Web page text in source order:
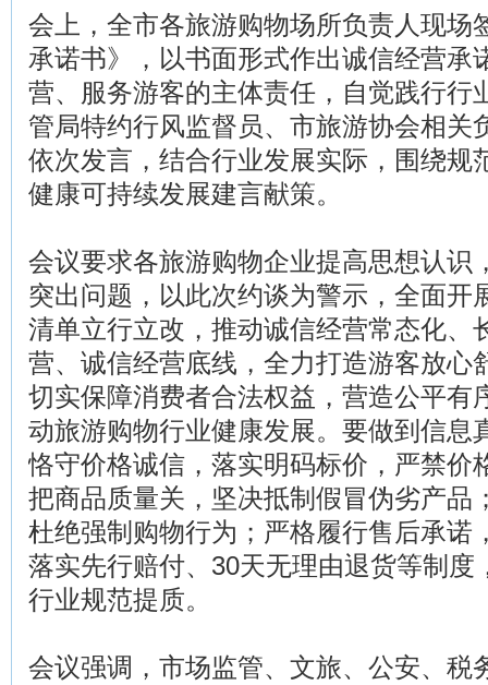
会上，全市各旅游购物场所负责人现场
承诺书》，以书面形式作出诚信经营承
营、服务游客的主体责任，自觉践行行
管局特约行风监督员、市旅游协会相关
依次发言，结合行业发展实际，围绕规
健康可持续发展建言献策。
会议要求各旅游购物企业提高思想认识
突出问题，以此次约谈为警示，全面开
清单立行立改，推动诚信经营常态化、
营、诚信经营底线，全力打造游客放心
切实保障消费者合法权益，营造公平有
动旅游购物行业健康发展。要做到信息
恪守价格诚信，落实明码标价，严禁价
把商品质量关，坚决抵制假冒伪劣产品
杜绝强制购物行为；严格履行售后承诺
落实先行赔付、30天无理由退货等制度
行业规范提质。
会议强调，市场监管、文旅、公安、税